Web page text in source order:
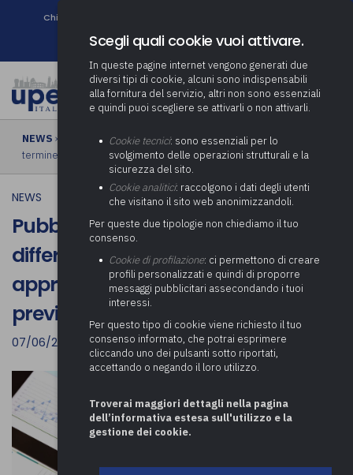
Chi siamo
Newsletter
NEWS › Pubblicato in G.U. il decreto che differisce al 31 luglio il
termine di approvazione del bilancio di previsione 2023/2025
NEWS
Pubblicato in G.U. il decreto che
differisce al 31 luglio il termine di
approvazione del bilancio di
previsione 2023/2025
07/06/2023
Scegli quali cookie vuoi attivare.
In queste pagine internet vengono generati due
diversi tipi di cookie, alcuni sono indispensabili
alla fornitura del servizio, altri non sono essenziali
e quindi puoi scegliere se attivarli o non attivarli.
Cookie tecnici: sono essenziali per lo
svolgimento delle operazioni strutturali e la
sicurezza del sito.
Cookie analitici: raccolgono i dati degli utenti
che visitano il sito web anonimizzandoli.
Per queste due tipologie non chiediamo il tuo
consenso.
Cookie di profilazione: ci permettono di creare
profili personalizzati e quindi di proporre
messaggi pubblicitari assecondando i tuoi
interessi.
Per questo tipo di cookie viene richiesto il tuo
consenso informato, che potrai esprimere
cliccando uno dei pulsanti sotto riportati,
accettando o negando il loro utilizzo.
Troverai maggiori dettagli nella pagina
dell’informativa estesa sull'utilizzo e la
gestione dei cookie.